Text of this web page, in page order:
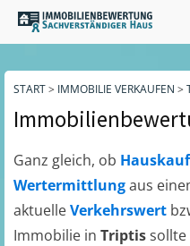
START> IMMOBILIE VERKAUFEN >
Ganz gleich, ob Hauskauf
Wertermittlungaus
aktuelleVerkehrswert
Immobilie in Triptissollte